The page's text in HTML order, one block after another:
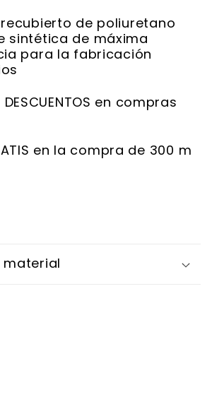
de poliuretano
sintética de máxima
para la fabricación
en compras
en la compra de 300 m
material